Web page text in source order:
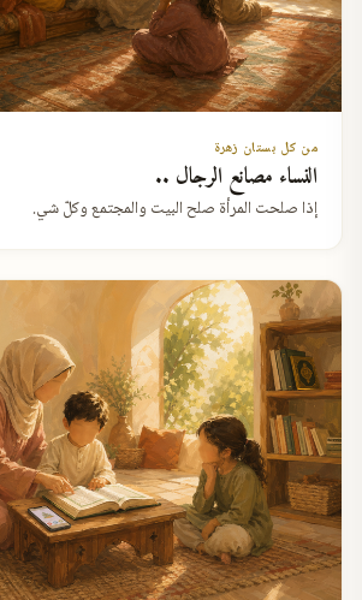
من كل بستان زهرة
النساء مصانع الرجال ..
إذا صلحت المرأة صلح البيت والمجتمع وكلّ شي.